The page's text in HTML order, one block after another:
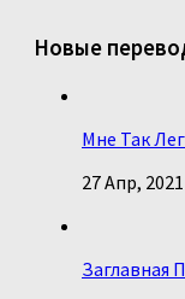
Новые
Мне Так
27 Апр, 2021
Заглавная